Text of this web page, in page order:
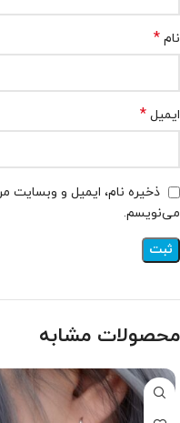
نام *
ایمیل *
ذخیره نام، ایمیل و وبسایت
می‌نویسم.
محصولات مشابه